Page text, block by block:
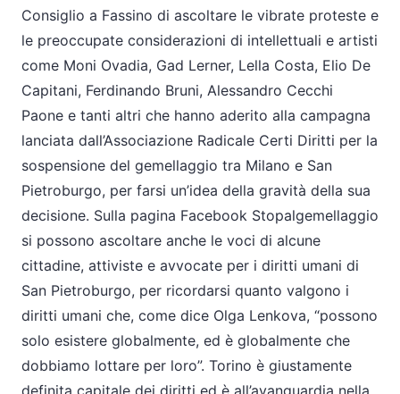
Consiglio a Fassino di ascoltare le vibrate proteste e
le preoccupate considerazioni di intellettuali e artisti
come Moni Ovadia, Gad Lerner, Lella Costa, Elio De
Capitani, Ferdinando Bruni, Alessandro Cecchi
Paone e tanti altri che hanno aderito alla campagna
lanciata dall’Associazione Radicale Certi Diritti per la
sospensione del gemellaggio tra Milano e San
Pietroburgo, per farsi un’idea della gravità della sua
decisione. Sulla pagina Facebook Stopalgemellaggio
si possono ascoltare anche le voci di alcune
cittadine, attiviste e avvocate per i diritti umani di
San Pietroburgo, per ricordarsi quanto valgono i
diritti umani che, come dice Olga Lenkova, “possono
solo esistere globalmente, ed è globalmente che
dobbiamo lottare per loro”. Torino è giustamente
definita capitale dei diritti ed è all’avanguardia nella